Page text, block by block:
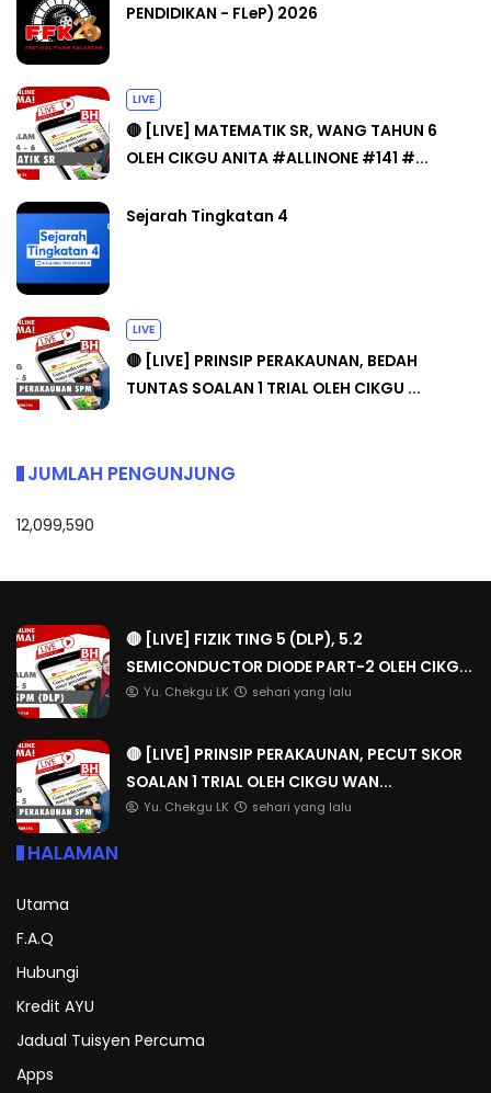
PENDIDIKAN - FLeP) 2026
LIVE
🔴 [LIVE] MATEMATIK SR, WANG TAHUN 6
OLEH CIKGU ANITA #ALLINONE #141 #...
Sejarah Tingkatan 4
LIVE
🔴 [LIVE] PRINSIP PERAKAUNAN, BEDAH
TUNTAS SOALAN 1 TRIAL OLEH CIKGU ...
JUMLAH PENGUNJUNG
12,099,590
🔴 [LIVE] FIZIK TING 5 (DLP), 5.2
SEMICONDUCTOR DIODE PART-2 OLEH CIKG...
Yu. Chekgu LK sehari yang lalu
🔴 [LIVE] PRINSIP PERAKAUNAN, PECUT SKOR
SOALAN 1 TRIAL OLEH CIKGU WAN...
Yu. Chekgu LK sehari yang lalu
HALAMAN
Utama
F.A.Q
Hubungi
Kredit AYU
Jadual Tuisyen Percuma
Apps